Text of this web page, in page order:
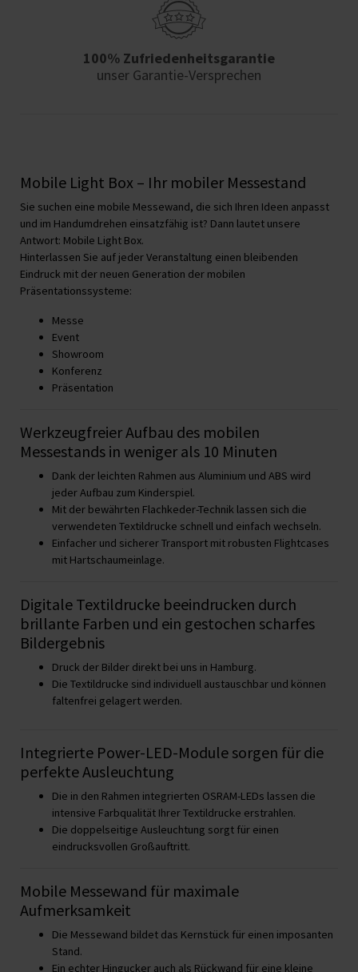
100% Zufriedenheits­garantie
unser Garantie-Versprechen
Mobile Light Box – Ihr mobiler Messestand
Sie suchen eine mobile Messewand, die sich Ihren Ideen anpasst
und im Handumdrehen einsatzfähig ist? Dann lautet unsere
Antwort: Mobile Light Box.
Hinterlassen Sie auf jeder Veranstaltung einen bleibenden
Eindruck mit der neuen Generation der mobilen
Präsentationssysteme:
Messe
Event
Showroom
Konferenz
Präsentation
Werkzeugfreier Aufbau des mobilen
Messestands in weniger als 10 Minuten
Dank der leichten Rahmen aus Aluminium und ABS wird
jeder Aufbau zum Kinderspiel.
Mit der bewährten Flachkeder-Technik lassen sich die
verwendeten Textildrucke schnell und einfach wechseln.
Einfacher und sicherer Transport mit robusten Flightcases
mit Hartschaumeinlage.
Digitale Textildrucke beeindrucken durch
brillante Farben und ein gestochen scharfes
Bildergebnis
Druck der Bilder direkt bei uns in Hamburg.
Die Textildrucke sind individuell austauschbar und können
faltenfrei gelagert werden.
Integrierte Power-LED-Module sorgen für die
perfekte Ausleuchtung
Die in den Rahmen integrierten OSRAM-LEDs lassen die
intensive Farbqualität Ihrer Textildrucke erstrahlen.
Die doppelseitige Ausleuchtung sorgt für einen
eindrucksvollen Großauftritt.
Mobile Messewand für maximale
Aufmerksamkeit
Die Messewand bildet das Kernstück für einen imposanten
Stand.
Ein echter Hingucker auch als Rückwand für eine kleine